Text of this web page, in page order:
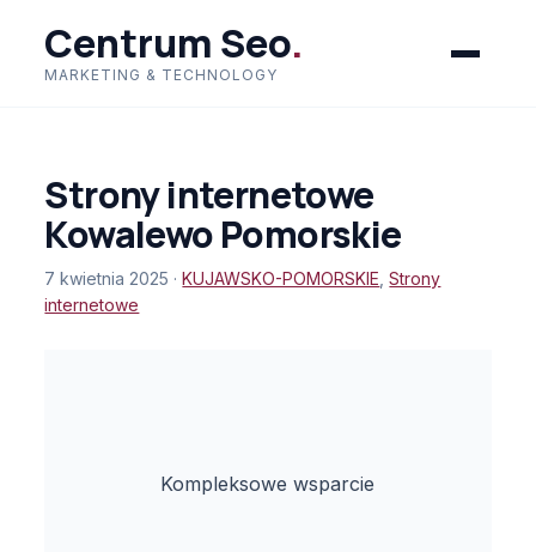
Centrum Seo.
MARKETING & TECHNOLOGY
Strony internetowe
Kowalewo Pomorskie
7 kwietnia 2025 ·KUJAWSKO-POMORSKIE ,Strony
internetowe
Kompleksowe wsparcie